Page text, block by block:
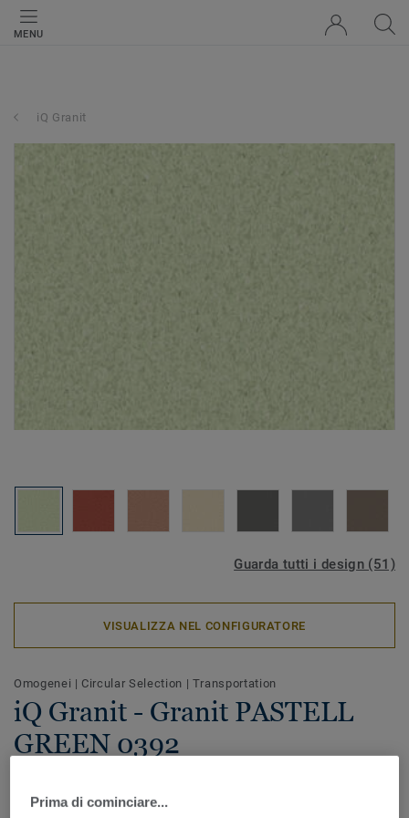
MENU
iQ Granit
Guarda tutti i design (51)
VISUALIZZA NEL CONFIGURATORE
Omogenei | Circular Selection | Transportation
iQ Granit - Granit PASTELL
GREEN 0392
offre prestazioni eccezionali garantendo un’estrema durata
Prima di cominciare...